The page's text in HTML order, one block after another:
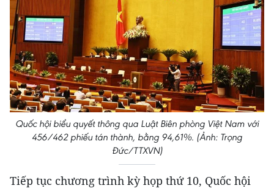
Quốc hội biểu quyết thông qua Luật Biên phòng Việt Nam với
456/462 phiếu tán thành, bằng 94,61%. (Ảnh: Trọng
Đức/TTXVN)
Tiếp tục chương trình kỳ họp thứ 10, Quốc hội